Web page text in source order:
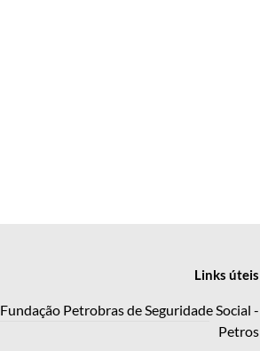
Links úteis
Fundação Petrobras de Seguridade Social -
Petros